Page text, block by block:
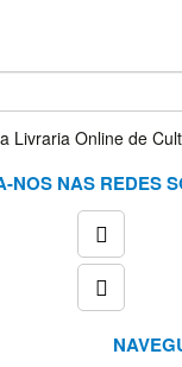
NOS NAS REDES